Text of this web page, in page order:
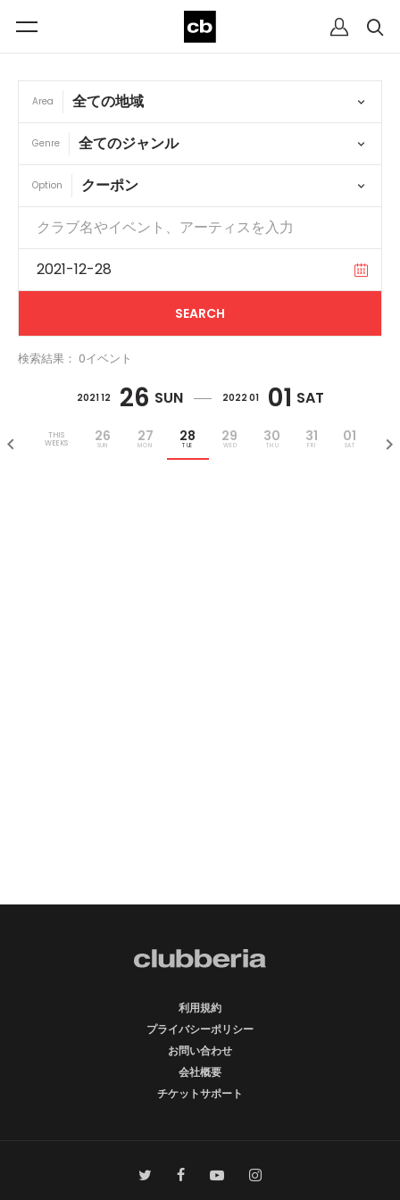
Area
Genre
Option
検索結果： 0イベント
2021 12 26 SUN 2022 01 01 SAT
THIS
WEEKS
26
SUN
27
MON
28
TUE
29
WED
30
THU
31
FRI
01
SAT
利用規約
プライバシーポリシー
お問い合わせ
会社概要
チケットサポート